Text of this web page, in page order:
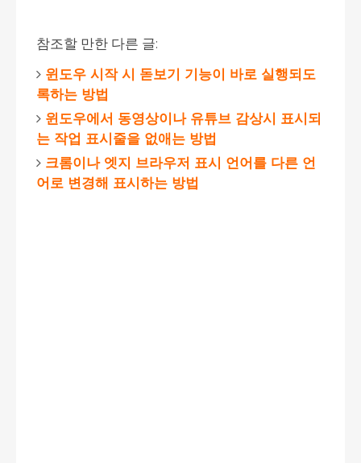
참조할 만한 다른 글:
윈도우 시작 시 돋보기 기능이 바로 실행되도
록하는 방법
윈도우에서 동영상이나 유튜브 감상시 표시되
는 작업 표시줄을 없애는 방법
크롬이나 엣지 브라우저 표시 언어를 다른 언
어로 변경해 표시하는 방법